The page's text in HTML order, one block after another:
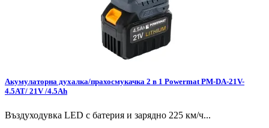
Акумулаторна духалка/прахосмукачка 2 в 1 Powermat PM-DA-21V-
4.5AT/ 21V /4.5Ah
Въздуходувка LED с батерия и зарядно 225 км/ч...